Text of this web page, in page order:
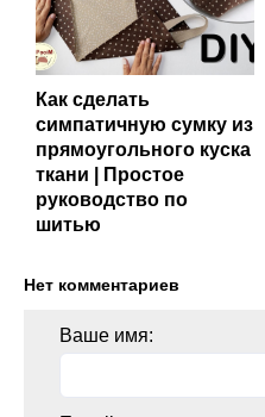
Как сделать
симпатичную сумку из
прямоугольного куска
ткани | Простое
руководство по
шитью
Нет комментариев
Ваше имя: